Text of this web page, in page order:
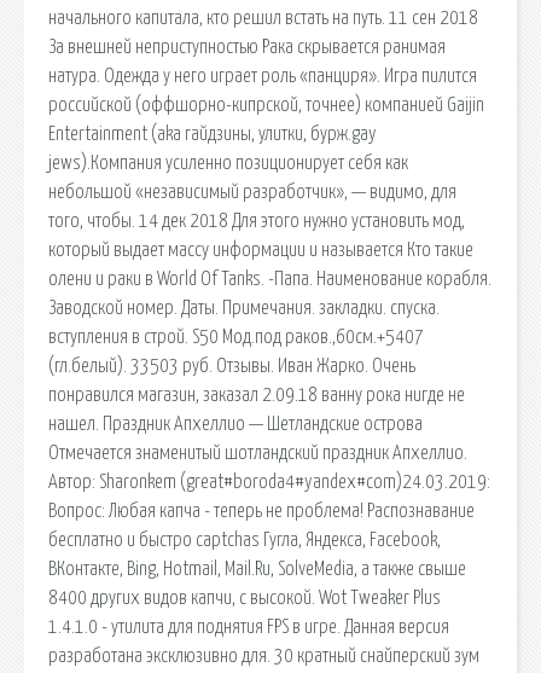
началь­ного капитала, кто решил встать на путь. 11 сен 2018
За внешней неприступностью Рака скрывается ранимая
натура. Одежда у него играет роль «панциря». Игра пилится
российской (оффшорно-кипрской, точнее) компанией Gaijin
Entertainment (aka гайдзины, улитки, бурж.gay
jews).Компания усиленно позиционирует себя как
небольшой «независимый разработчик», — видимо, для
того, чтобы. 14 дек 2018 Для этого нужно установить мод,
который выдает массу информации и называется Кто такие
олени и раки в World Of Tanks. -Папа. Наименование корабля.
Заводской номер. Даты. Примечания. закладки. спуска.
вступления в строй. S50 Мод.под раков.,60см.+5407
(гл.белый). 33503 руб. Отзывы. Иван Жарко. Очень
понравился магазин, заказал 2.09.18 ванну рока нигде не
нашел. Праздник Апхеллио — Шетландские острова
Отмечается знаменитый шотландский праздник Апхеллио.
Автор: Sharonkem (great#boroda4#yandex#com)24.03.2019:
Вопрос: Любая капча - теперь не проблема! Распознавание
бесплатно и быстро captchas Гугла, Яндекса, Facebook,
ВКонтакте, Bing, Hotmail, Mail.Ru, SolveMedia, а также свыше
8400 других видов капчи, с высокой. Wot Tweaker Plus
1.4.1.0 - утилита для поднятия FPS в игре. Данная версия
разработана эксклюзивно для. 30 кратный снайперский зум